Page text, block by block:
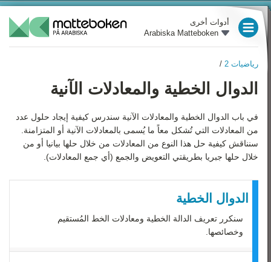
أدوات أخرى
Arabiska Matteboken
رياضيات 2 /
الدوال الخطية والمعادلات الآنية
في باب الدوال الخطية والمعادلات الآنية سندرس كيفية إيجاد حلول عدد
من المعادلات التي تُشكل معاً ما يُسمى بالمعادلات الآنية أو المتزامنة.
سنناقش كيفية حل هذا النوع من المعادلات من خلال حلها بيانيا أو من
خلال حلها جبريا بطريقتي التعويض والجمع (أي جمع المعادلات).
الدوال الخطية
سنكرر تعريف الدالة الخطية ومعادلات الخط المُستقيم
وخصائصها.
العام الدراسي 4
العام الدراسي 5
العام الدراسي 6
العام الدراسي 7
العام الدراسي 9
رياضيات 1
رياضيات 2
نظرة عامة
الجبر
معادلات الدرجة الثانية
الدوال والرسوم البيانية
الدوال الخطية والمعادلات
الآنية
الهندسة
اللوغاريتمات